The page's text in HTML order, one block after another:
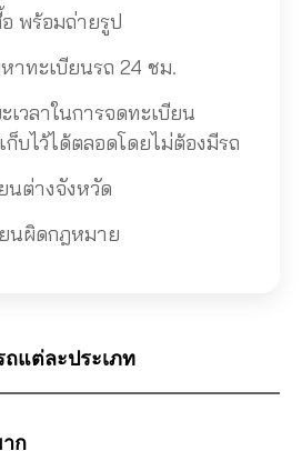
พร้อมถ่ายรูป
ทะเบียนรถ 24 ชม.
เวลาในการจดทะเบียน
ก็บไว้ได้ตลอดโดยไม่ต้องมีรถ
นต่างจังหวัด
นผิดกฎหมาย
แต่ละประเภท
ก